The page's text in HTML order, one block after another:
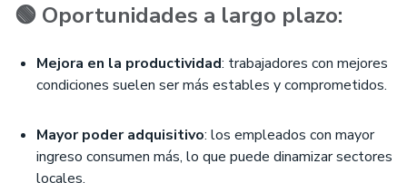
🟢 Oportunidades a largo plazo:
Mejora en la productividad: trabajadores con mejores
condiciones suelen ser más estables y comprometidos.
Mayor poder adquisitivo: los empleados con mayor
ingreso consumen más, lo que puede dinamizar sectores
locales.